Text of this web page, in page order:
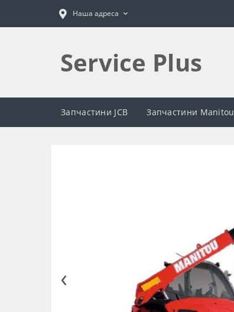
Наша адреса
Service Plus
Запчастини JCB Запчастини Manitou
‹